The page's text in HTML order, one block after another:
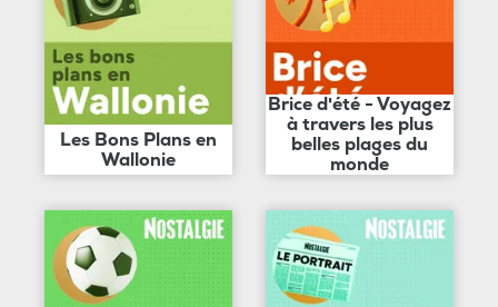
Les Bons Plans en
Wallonie
Brice d'été - Voyagez
à travers les plus
belles plages du
monde